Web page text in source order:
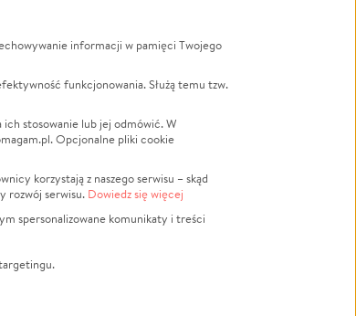
LGBTQ+
Powódź
Wichura
Religia
Edukacja
informacji w pamięci Twojego
funkcjonowania. Służą temu tzw.
stosowanie lub jej odmówić. W
Opcjonalne pliki cookie
korzystają z naszego serwisu – skąd
rozwój serwisu. Dowiedz się więcej
spersonalizowane komunikaty i treści